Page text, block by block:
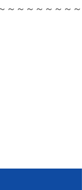
～～～～～～～～